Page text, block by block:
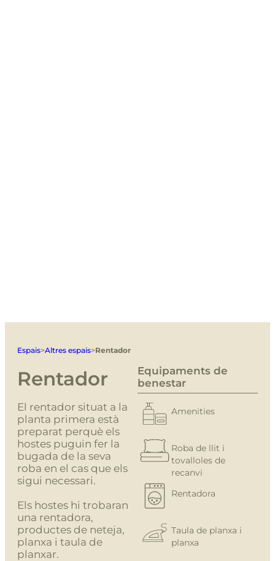
Espais>Altres espais>Rentador
Rentador
El rentador situat a la
planta primera està
preparat perquè els
hostes puguin fer la
bugada de la seva
roba en el cas que els
sigui necessari.
Els hostes hi trobaran
una rentadora,
productes de neteja,
planxa i taula de
planxar.
Equipaments de
benestar
Amenities
Roba de llit i
tovalloles de
recanvi
Rentadora
Taula de planxa i
planxa